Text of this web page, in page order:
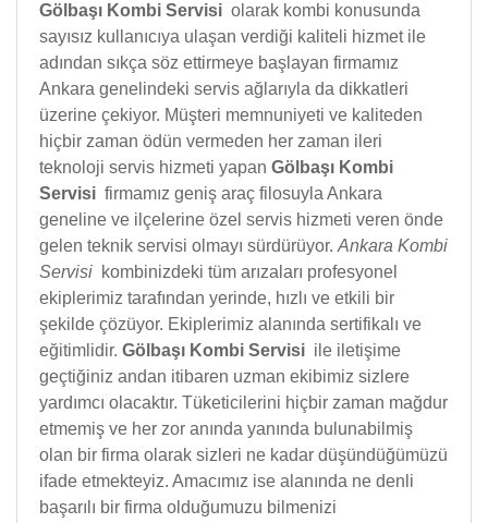
Gölbaşı Kombi Servisi olarak kombi konusunda
sayısız kullanıcıya ulaşan verdiği kaliteli hizmet ile
adından sıkça söz ettirmeye başlayan firmamız
Ankara genelindeki servis ağlarıyla da dikkatleri
üzerine çekiyor. Müşteri memnuniyeti ve kaliteden
hiçbir zaman ödün vermeden her zaman ileri
teknoloji servis hizmeti yapan Gölbaşı Kombi
Servisi firmamız geniş araç filosuyla Ankara
geneline ve ilçelerine özel servis hizmeti veren önde
gelen teknik servisi olmayı sürdürüyor. Ankara Kombi
Servisi kombinizdeki tüm arızaları profesyonel
ekiplerimiz tarafından yerinde, hızlı ve etkili bir
şekilde çözüyor. Ekiplerimiz alanında sertifikalı ve
eğitimlidir. Gölbaşı Kombi Servisi ile iletişime
geçtiğiniz andan itibaren uzman ekibimiz sizlere
yardımcı olacaktır. Tüketicilerini hiçbir zaman mağdur
etmemiş ve her zor anında yanında bulunabilmiş
olan bir firma olarak sizleri ne kadar düşündüğümüzü
ifade etmekteyiz. Amacımız ise alanında ne denli
başarılı bir firma olduğumuzu bilmenizi